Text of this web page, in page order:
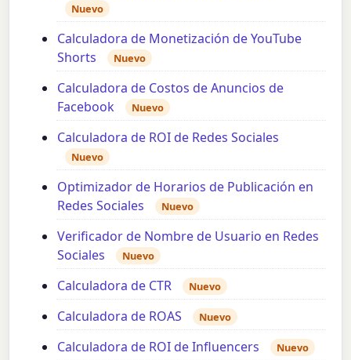
Nuevo
Calculadora de Monetización de YouTube
Shorts
Nuevo
Calculadora de Costos de Anuncios de
Facebook
Nuevo
Calculadora de ROI de Redes Sociales
Nuevo
Optimizador de Horarios de Publicación en
Redes Sociales
Nuevo
Verificador de Nombre de Usuario en Redes
Sociales
Nuevo
Calculadora de CTR Nuevo
Calculadora de ROAS Nuevo
Calculadora de ROI de Influencers Nuevo